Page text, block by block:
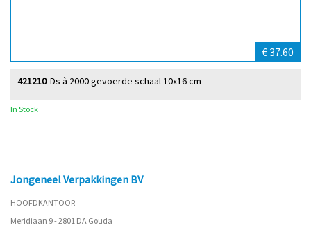
€ 37.60
Ds à 2000 gevoerde schaal 10x16 cm
421210
In Stock
Jongeneel Verpakkingen BV
HOOFDKANTOOR
Meridiaan 9 - 2801 DA Gouda